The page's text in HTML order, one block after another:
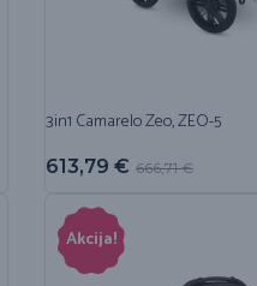
3in1 Camarelo Zeo, ZEO-5
666,71€
613,79 €
Akcija!